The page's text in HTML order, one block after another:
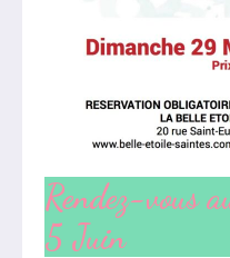
Rendez-vous
5 Juin